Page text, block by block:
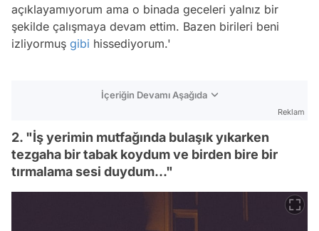
açıklayamıyorum ama o binada geceleri yalnız bir
şekilde çalışmaya devam ettim. Bazen birileri beni
izliyormuş gibi hissediyorum.'
İçeriğin Devamı Aşağıda
Reklam
2. "İş yerimin mutfağında bulaşık yıkarken
tezgaha bir tabak koydum ve birden bire bir
tırmalama sesi duydum..."